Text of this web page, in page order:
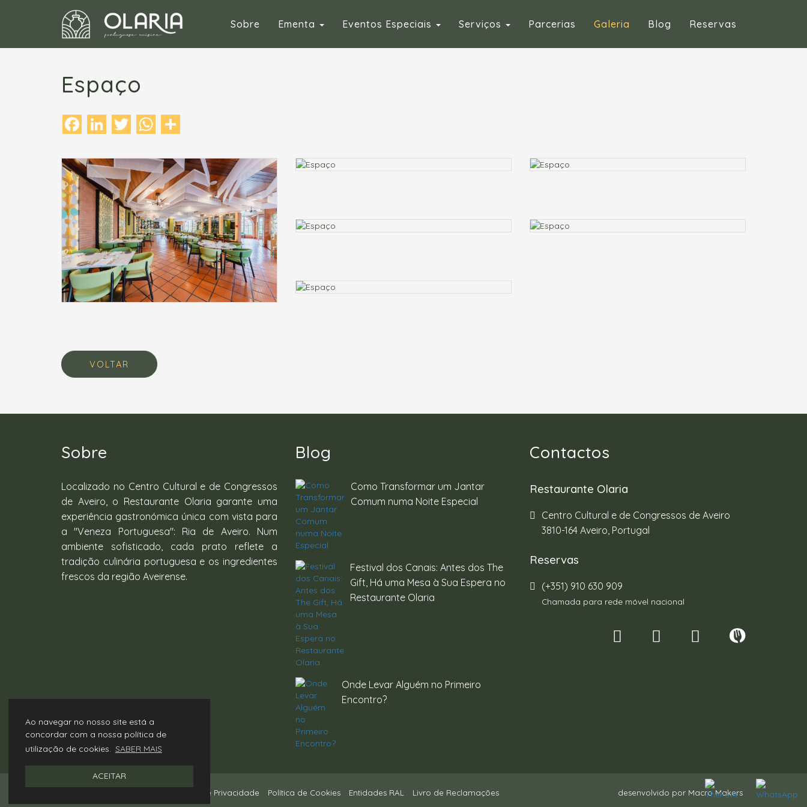
Ao navegar no nosso site está a
concordar com a nossa política de
utilização de cookies. SABER MAIS
ACEITAR
Sobre Ementa Eventos Especiais Serviços Parcerias Galeria Blog Reservas
Espaço
FacebookLinkedIn Twitter WhatsApp
VOLTAR
Sobre
Localizado no Centro Cultural e de Congressos
de Aveiro, o Restaurante Olaria garante uma
experiência gastronómica única com vista para
a "Veneza Portuguesa": Ria de Aveiro. Num
ambiente sofisticado, cada prato reflete a
tradição culinária portuguesa e os ingredientes
frescos da região Aveirense.
Blog
Como Transformar um Jantar
Comum numa Noite Especial
Festival dos Canais: Antes dos The
Gift, Há uma Mesa à Sua Espera no
Restaurante Olaria
Onde Levar Alguém no Primeiro
Encontro?
Contactos
Restaurante Olaria
Centro Cultural e de Congressos de Aveiro
3810-164 Aveiro, Portugal
Reservas
(+351) 910 630 909
Chamada para rede móvel nacional
Política de Privacidade Política de Cookies Entidades RAL Livro de Reclamações desenvolvido por Macro Makers